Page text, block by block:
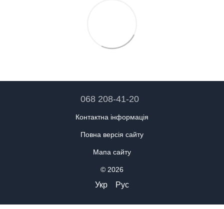
068 208-41-20
Контактна інформація
Повна версія сайту
Мапа сайту
© 2026
Укр Рус